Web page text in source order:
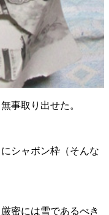
事取り出せた。
シャボン枠（そんな
密には雪であるべき